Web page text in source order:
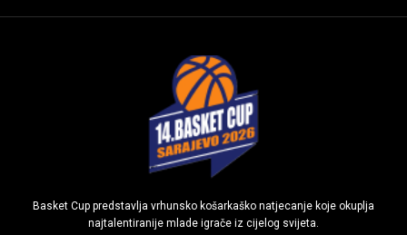
Basket Cup predstavlja vrhunsko košarkaško natjecanje koje okuplja
najtalentiranije mlade igrače iz cijelog svijeta.